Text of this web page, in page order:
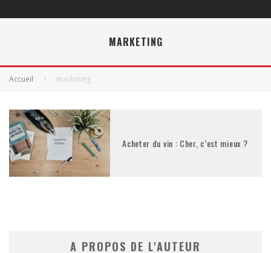
MARKETING
Accueil marketing
Acheter du vin : Cher, c’est mieux ?
A PROPOS DE L'AUTEUR